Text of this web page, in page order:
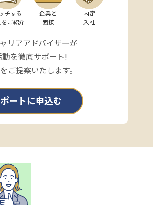
チする
をご紹介
企業と
面接
内定
入社
リアアドバイザーが
動を徹底サポート!
ご提案いたします。
ートに申込む